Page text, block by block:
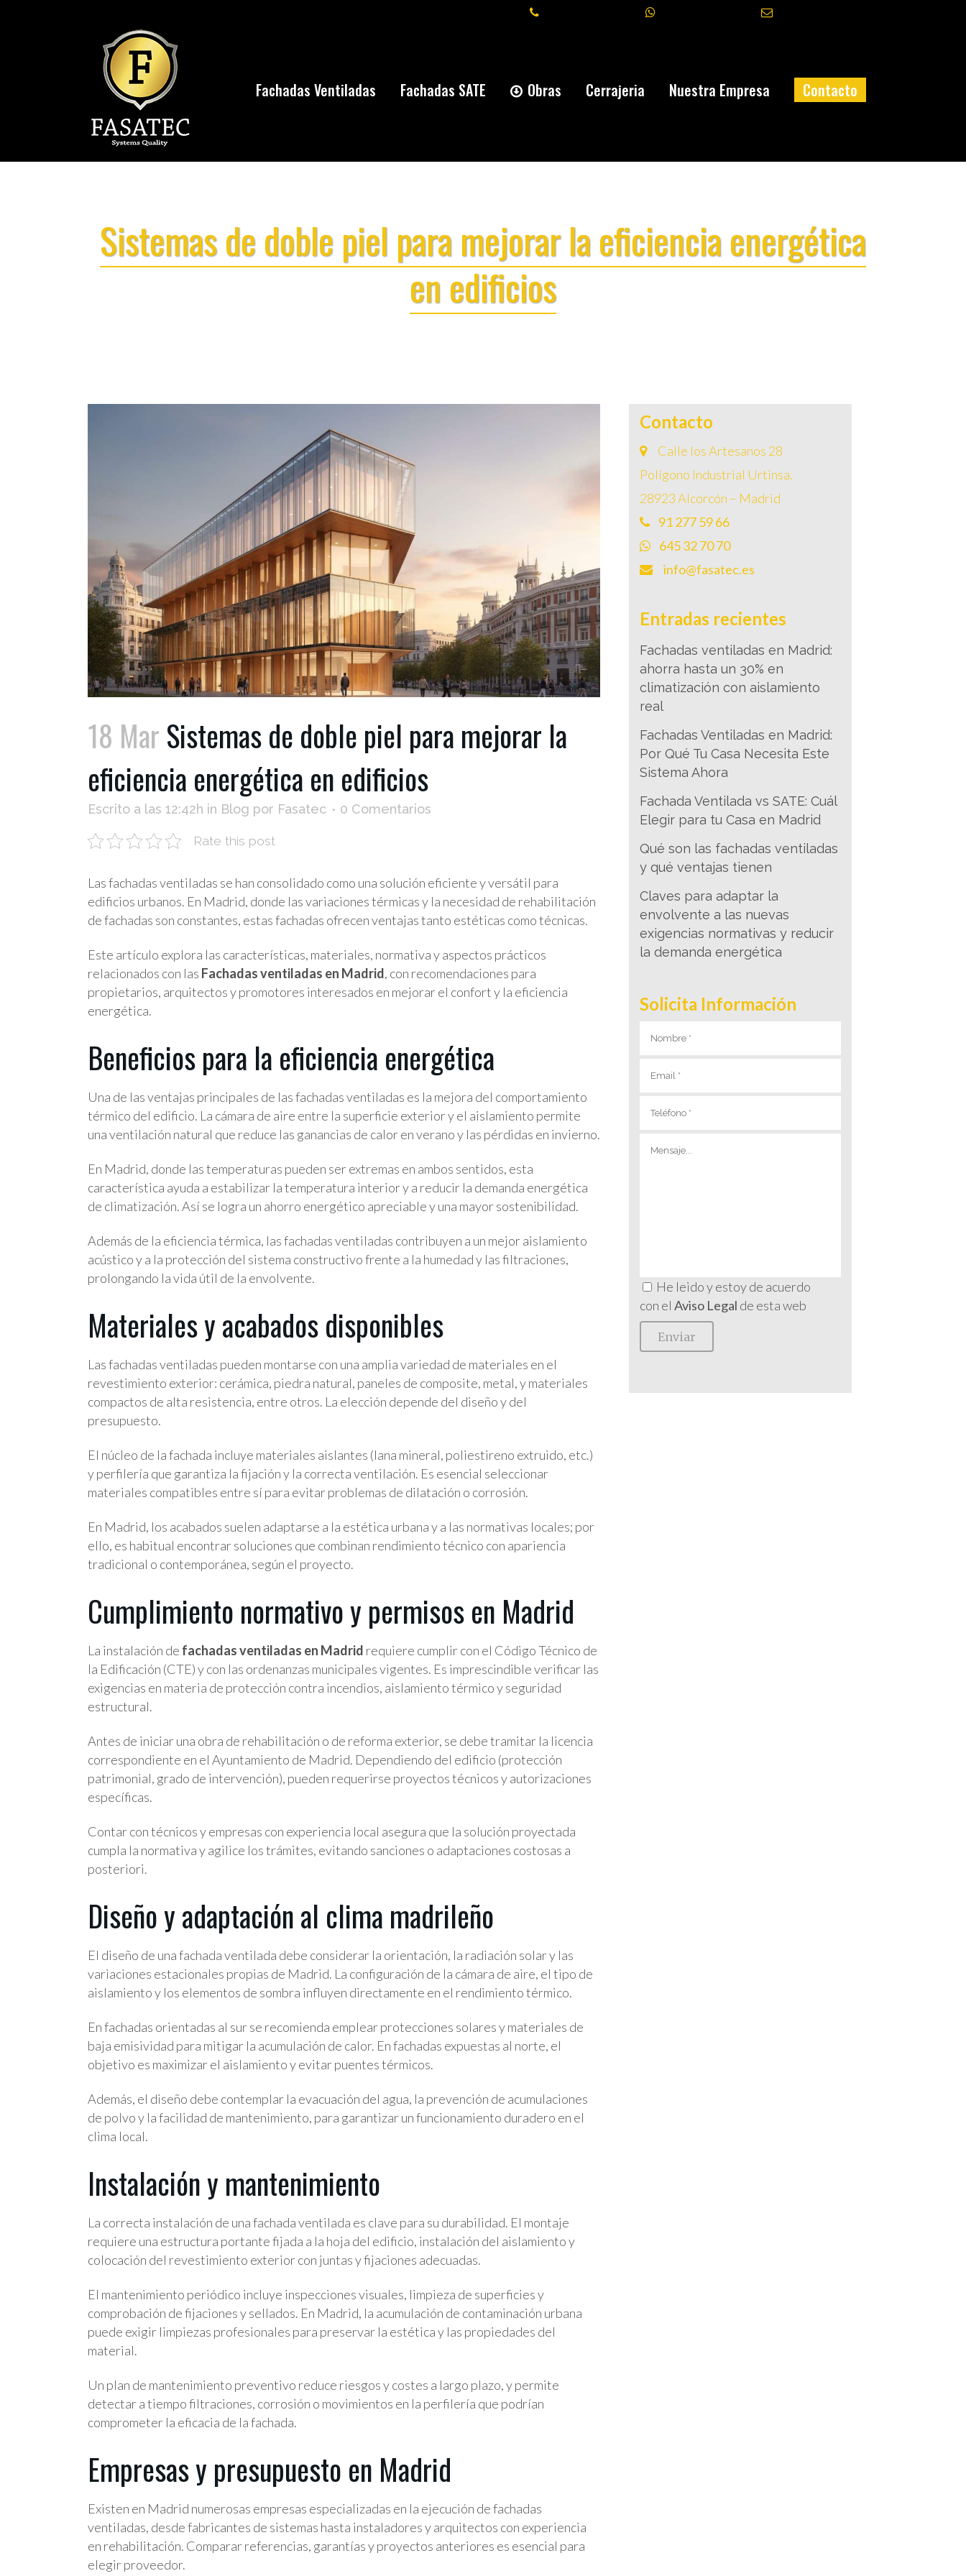
Fachadas Ventiladas Fachadas SATE Obras Cerrajeria Nuestra Empresa Contacto
Sistemas de doble piel para mejorar la eficiencia energética
en edificios
18 Mar Sistemas de doble piel para mejorar la
eficiencia energética en edificios
Escrito a las 12:42h in Blog por Fasatec 0 Comentarios
Rate this post
Las fachadas ventiladas se han consolidado como una solución eficiente y versátil para
edificios urbanos. En Madrid, donde las variaciones térmicas y la necesidad de rehabilitación
de fachadas son constantes, estas fachadas ofrecen ventajas tanto estéticas como técnicas.
Este artículo explora las características, materiales, normativa y aspectos prácticos
relacionados con las Fachadas ventiladas en Madrid, con recomendaciones para
propietarios, arquitectos y promotores interesados en mejorar el confort y la eficiencia
energética.
Beneficios para la eficiencia energética
Una de las ventajas principales de las fachadas ventiladas es la mejora del comportamiento
térmico del edificio. La cámara de aire entre la superficie exterior y el aislamiento permite
una ventilación natural que reduce las ganancias de calor en verano y las pérdidas en invierno.
En Madrid, donde las temperaturas pueden ser extremas en ambos sentidos, esta
característica ayuda a estabilizar la temperatura interior y a reducir la demanda energética
de climatización. Así se logra un ahorro energético apreciable y una mayor sostenibilidad.
Además de la eficiencia térmica, las fachadas ventiladas contribuyen a un mejor aislamiento
acústico y a la protección del sistema constructivo frente a la humedad y las filtraciones,
prolongando la vida útil de la envolvente.
Materiales y acabados disponibles
Las fachadas ventiladas pueden montarse con una amplia variedad de materiales en el
revestimiento exterior: cerámica, piedra natural, paneles de composite, metal, y materiales
compactos de alta resistencia, entre otros. La elección depende del diseño y del
presupuesto.
El núcleo de la fachada incluye materiales aislantes (lana mineral, poliestireno extruido, etc.)
y perfilería que garantiza la fijación y la correcta ventilación. Es esencial seleccionar
materiales compatibles entre sí para evitar problemas de dilatación o corrosión.
En Madrid, los acabados suelen adaptarse a la estética urbana y a las normativas locales; por
ello, es habitual encontrar soluciones que combinan rendimiento técnico con apariencia
tradicional o contemporánea, según el proyecto.
Cumplimiento normativo y permisos en Madrid
La instalación de fachadas ventiladas en Madrid requiere cumplir con el Código Técnico de
la Edificación (CTE) y con las ordenanzas municipales vigentes. Es imprescindible verificar las
exigencias en materia de protección contra incendios, aislamiento térmico y seguridad
estructural.
Antes de iniciar una obra de rehabilitación o de reforma exterior, se debe tramitar la licencia
correspondiente en el Ayuntamiento de Madrid. Dependiendo del edificio (protección
patrimonial, grado de intervención), pueden requerirse proyectos técnicos y autorizaciones
específicas.
Contar con técnicos y empresas con experiencia local asegura que la solución proyectada
cumpla la normativa y agilice los trámites, evitando sanciones o adaptaciones costosas a
posteriori.
Diseño y adaptación al clima madrileño
El diseño de una fachada ventilada debe considerar la orientación, la radiación solar y las
variaciones estacionales propias de Madrid. La configuración de la cámara de aire, el tipo de
aislamiento y los elementos de sombra influyen directamente en el rendimiento térmico.
En fachadas orientadas al sur se recomienda emplear protecciones solares y materiales de
baja emisividad para mitigar la acumulación de calor. En fachadas expuestas al norte, el
objetivo es maximizar el aislamiento y evitar puentes térmicos.
Además, el diseño debe contemplar la evacuación del agua, la prevención de acumulaciones
de polvo y la facilidad de mantenimiento, para garantizar un funcionamiento duradero en el
clima local.
Instalación y mantenimiento
La correcta instalación de una fachada ventilada es clave para su durabilidad. El montaje
requiere una estructura portante fijada a la hoja del edificio, instalación del aislamiento y
colocación del revestimiento exterior con juntas y fijaciones adecuadas.
El mantenimiento periódico incluye inspecciones visuales, limpieza de superficies y
comprobación de fijaciones y sellados. En Madrid, la acumulación de contaminación urbana
puede exigir limpiezas profesionales para preservar la estética y las propiedades del
material.
Un plan de mantenimiento preventivo reduce riesgos y costes a largo plazo, y permite
detectar a tiempo filtraciones, corrosión o movimientos en la perfilería que podrían
comprometer la eficacia de la fachada.
Empresas y presupuesto en Madrid
Existen en Madrid numerosas empresas especializadas en la ejecución de fachadas
ventiladas, desde fabricantes de sistemas hasta instaladores y arquitectos con experiencia
en rehabilitación. Comparar referencias, garantías y proyectos anteriores es esencial para
elegir proveedor.
Contacto
Calle los Artesanos 28
Polígono Industrial Urtinsa.
28923 Alcorcón – Madrid
91 277 59 66
645 32 70 70
info@fasatec.es
Entradas recientes
Fachadas ventiladas en Madrid:
ahorra hasta un 30% en
climatización con aislamiento
real
Fachadas Ventiladas en Madrid:
Por Qué Tu Casa Necesita Este
Sistema Ahora
Fachada Ventilada vs SATE: Cuál
Elegir para tu Casa en Madrid
Qué son las fachadas ventiladas
y qué ventajas tienen
Claves para adaptar la
envolvente a las nuevas
exigencias normativas y reducir
la demanda energética
Solicita Información
He leido y estoy de acuerdo
con elAviso Legal de esta web